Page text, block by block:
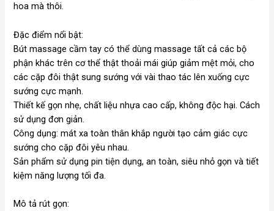
hoa mà thôi.
Đặc điểm nổi bật:
Bút massage cầm tay có thể dùng massage tất cả các bộ
phận khác trên cơ thể thật thoải mái giúp giảm mệt mỏi, cho
các cặp đôi thật sung sướng với vài thao tác lên xuống cực
sướng cực mạnh.
Thiết kế gọn nhẹ, chất liệu nhựa cao cấp, không độc hại. Cách
sử dụng đơn giản.
Công dụng: mát xa toàn thân khắp người tạo cảm giác cực
sướng cho cặp đôi yêu nhau.
Sản phẩm sử dụng pin tiện dụng, an toàn, siêu nhỏ gọn và tiết
kiệm năng lượng tối đa.
Mô tả rút gọn: